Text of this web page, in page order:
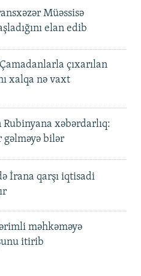
Müəssisə
elan edib
çıxarılan
xalqa nə vaxt
xəbərdarlıq:
bilər
İrana qarşı iqtisadi
məhkəməyə
itirib